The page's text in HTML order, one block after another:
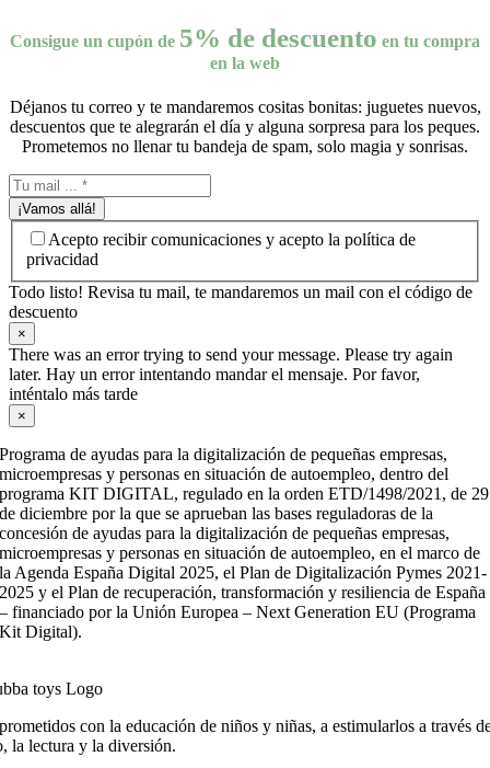
Consigue un cupón de 5% de descuento en tu compra
en la web
Déjanos tu correo y te mandaremos cositas bonitas: juguetes nuevos,
descuentos que te alegrarán el día y alguna sorpresa para los peques.
Prometemos no llenar tu bandeja de spam, solo magia y sonrisas.
¡Vamos allá!
Acepto recibir comunicaciones y acepto la política de
privacidad
Todo listo! Revisa tu mail, te mandaremos un mail con el código de
descuento
×
There was an error trying to send your message. Please try again
later. Hay un error intentando mandar el mensaje. Por favor,
inténtalo más tarde
×
Programa de ayudas para la digitalización de pequeñas empresas,
microempresas y personas en situación de autoempleo, dentro del
programa KIT DIGITAL, regulado en la orden ETD/1498/2021, de 29
de diciembre por la que se aprueban las bases reguladoras de la
concesión de ayudas para la digitalización de pequeñas empresas,
microempresas y personas en situación de autoempleo, en el marco de
la Agenda España Digital 2025, el Plan de Digitalización Pymes 2021-
2025 y el Plan de recuperación, transformación y resiliencia de España
– financiado por la Unión Europea – Next Generation EU (Programa
Kit Digital).
con la educación de niños y niñas, a estimularlos a través
la lectura y la diversión.